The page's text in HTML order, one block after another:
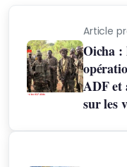
Article
Oicha :
ADF et
sur les